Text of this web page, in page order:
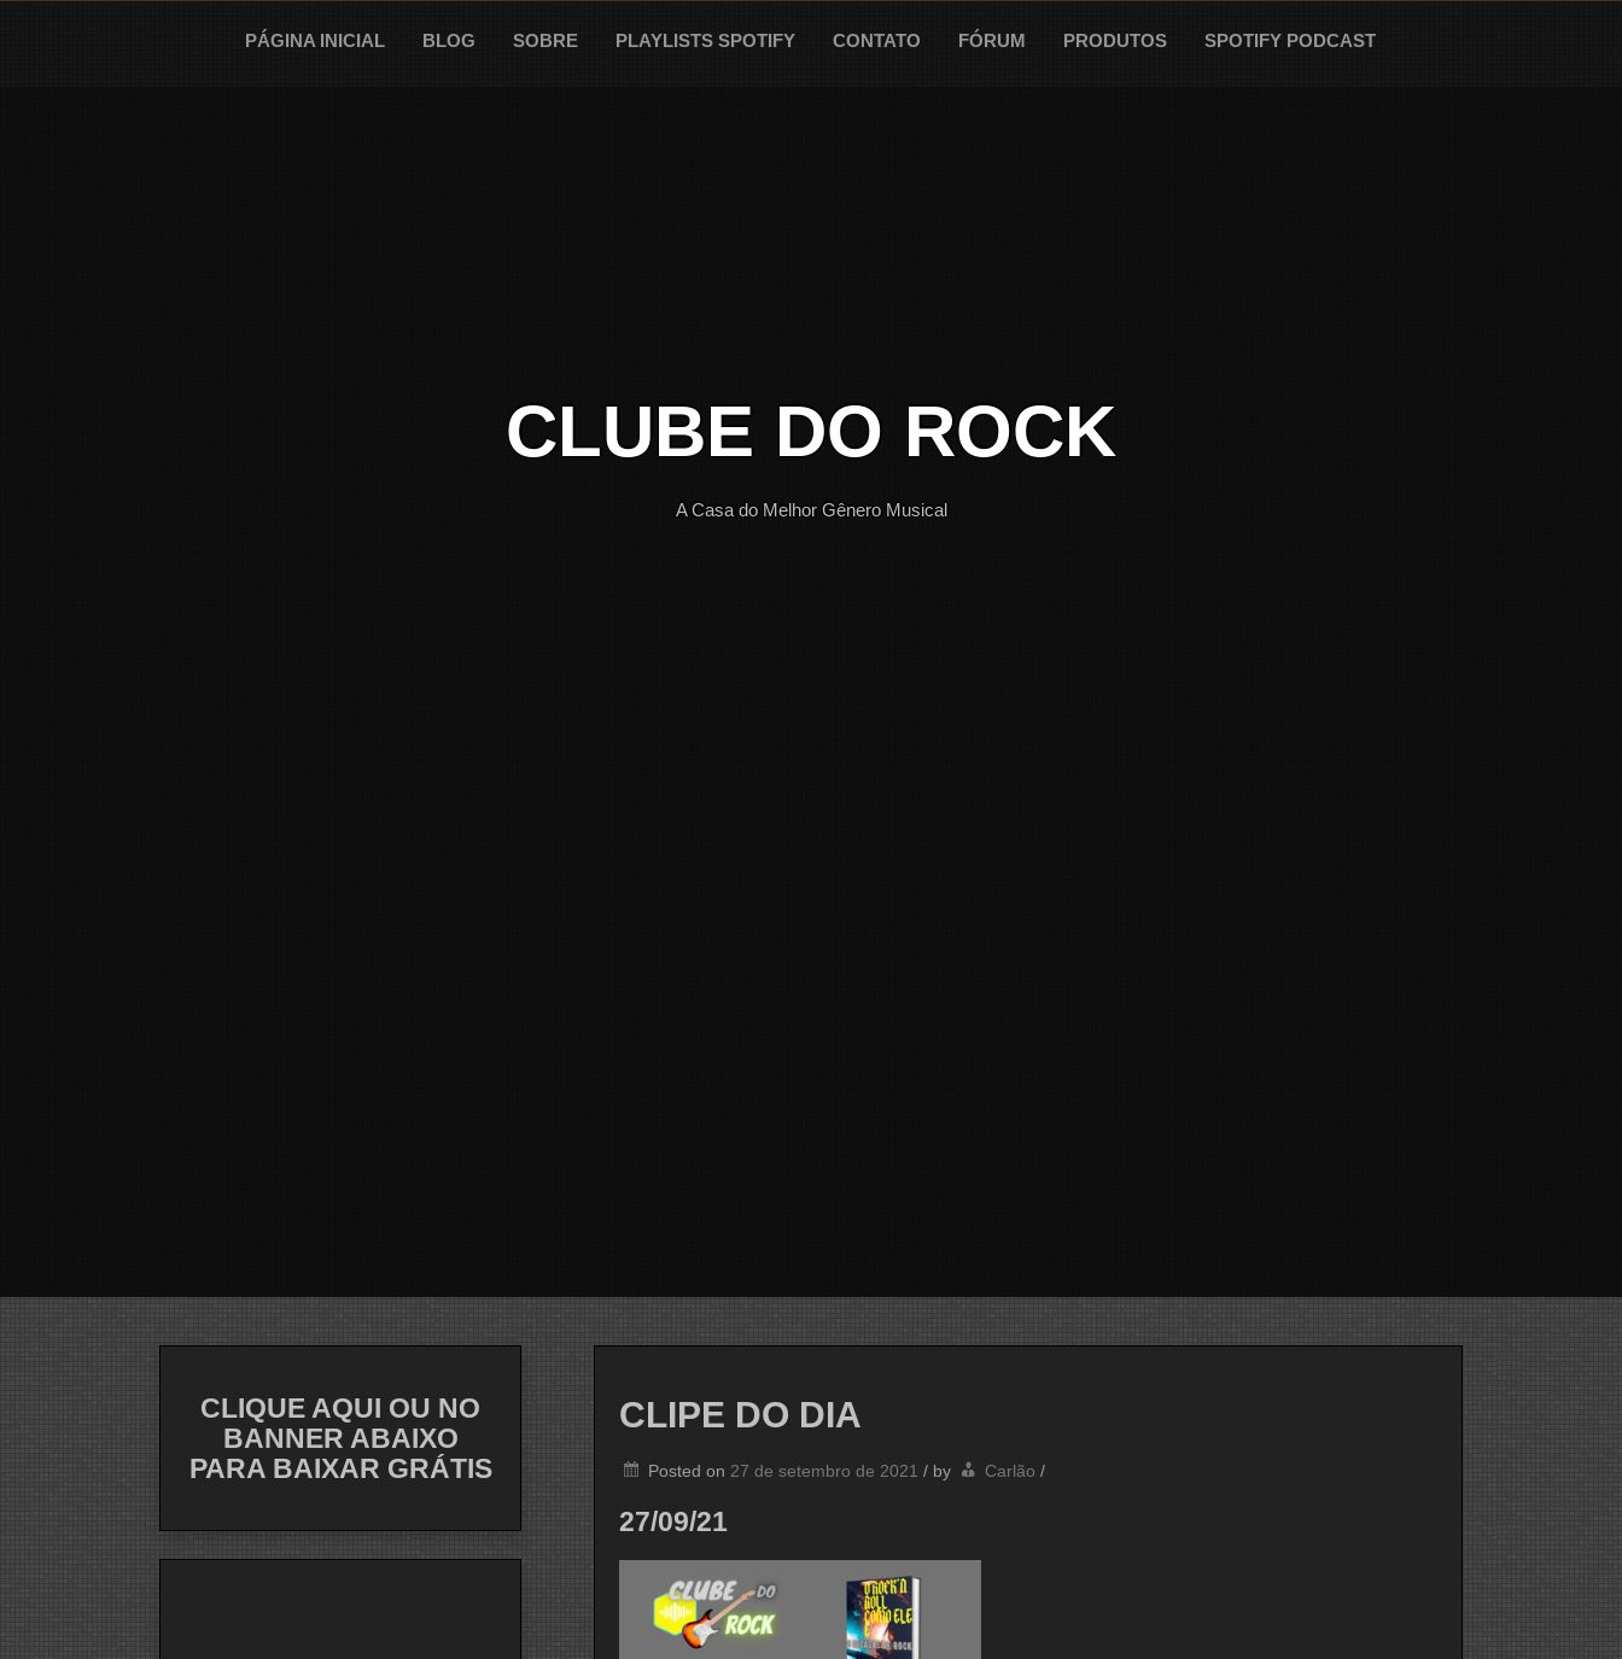
PÁGINA INICIAL BLOG SOBRE PLAYLISTS SPOTIFY CONTATO FÓRUM PRODUTOS SPOTIFY PODCAST
CLUBE DO ROCK
A Casa do Melhor Gênero Musical
CLIPE DO DIA
Posted on 27 de setembro de 2021 / by Carlão /
27/09/21
CLIQUE AQUI OU NO
BANNER ABAIXO
PARA BAIXAR GRÁTIS